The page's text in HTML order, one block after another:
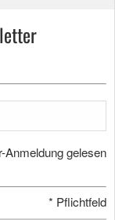
Anmeldung gelesen
* Pflichtfeld